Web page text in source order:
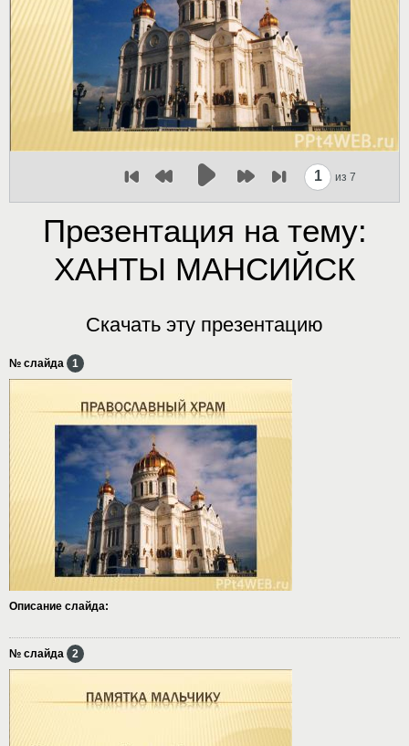
1 из 7
Презентация на тему:
ХАНТЫ МАНСИЙСК
Скачать эту презентацию
№ слайда 1
Описание слайда:
№ слайда 2